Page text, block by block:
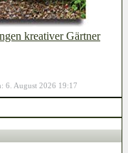
kreativer Gärtner
6. August 2026 19:17